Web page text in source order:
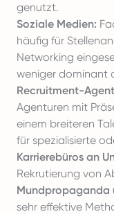
genutzt.
Soziale Medien:
häufig für
Networking
weniger dominant
Recruitment-
Agenturen mit
einem breiteren
für spezialisierte
Karrierebüros an
Rekrutierung von
Mundpropaganda
sehr effektive